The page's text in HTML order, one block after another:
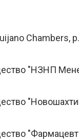
Chambers,
"НЗНП